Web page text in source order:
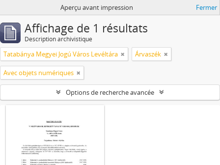
Aperçu avant impression Fermer
Affichage de 1 résultats
Description archivistique
Tatabánya Megyei Jogú Város Levéltára Árvaszék
Avec objets numériques
Options de recherche avancée